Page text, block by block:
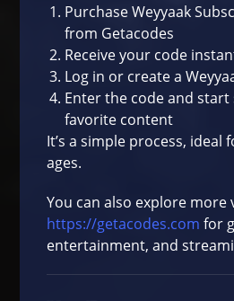
Purchase Weyyaak
from Getacodes
Receive your code
Log in or create a
Enter the code and
favorite content
It’s a simple process, ideal
ages.
You can also explore more
https://getacodes.com for
entertainment, and